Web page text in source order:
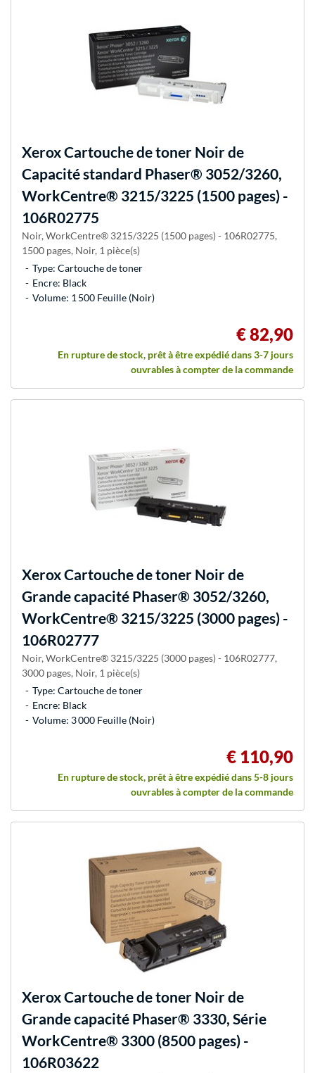
XeroxCartouche de toner Noir de
Capacité standard Phaser® 3052/3260,
WorkCentre® 3215/3225 (1500 pages) -
106R02775
Noir, WorkCentre® 3215/3225 (1500 pages) - 106R02775,
1500 pages, Noir, 1 pièce(s)
Type: Cartouche de toner
Encre: Black
Volume: 1 500 Feuille (Noir)
€ 82,90
En rupture de stock, prêt à être expédié dans 3-7 jours
ouvrables à compter de la commande
XeroxCartouche de toner Noir de
Grande capacité Phaser® 3052/3260,
WorkCentre® 3215/3225 (3000 pages) -
106R02777
Noir, WorkCentre® 3215/3225 (3000 pages) - 106R02777,
3000 pages, Noir, 1 pièce(s)
Type: Cartouche de toner
Encre: Black
Volume: 3 000 Feuille (Noir)
€ 110,90
En rupture de stock, prêt à être expédié dans 5-8 jours
ouvrables à compter de la commande
XeroxCartouche de toner Noir de
Grande capacité Phaser® 3330, Série
WorkCentre® 3300 (8500 pages) -
106R03622